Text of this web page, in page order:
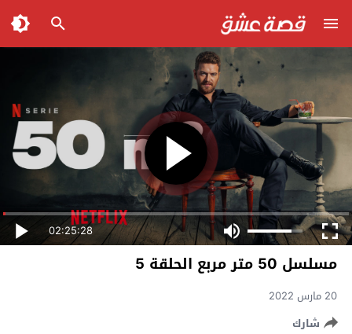
02:25:28
مسلسل 50 متر مربع الحلقة 5
20 مارس 2022
شارك